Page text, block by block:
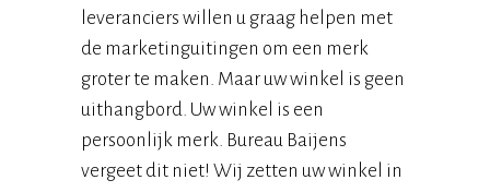
leveranciers willen u graag helpen met
de marketinguitingen om een merk
groter te maken. Maar uw winkel is geen
uithangbord. Uw winkel is een
persoonlijk merk. Bureau Baijens
vergeet dit niet! Wij zetten uw winkel in